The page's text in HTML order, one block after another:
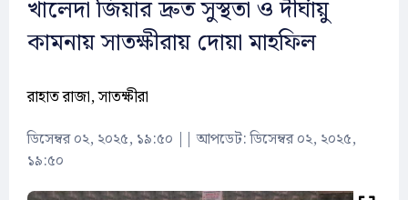
খালেদা জিয়ার দ্রুত সুস্থতা ও দীর্ঘায়ু
কামনায় সাতক্ষীরায় দোয়া মাহফিল
রাহাত রাজা, সাতক্ষীরা
ডিসেম্বর ০২, ২০২৫, ১৯:৫০ ||আপডেট: ডিসেম্বর ০২, ২০২৫,
১৯:৫০